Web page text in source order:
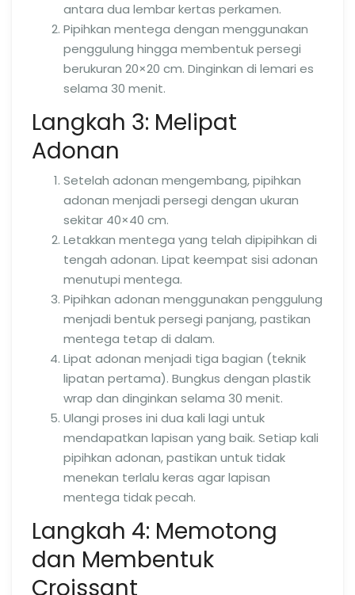
antara dua lembar kertas perkamen.
Pipihkan mentega dengan menggunakan
penggulung hingga membentuk persegi
berukuran 20×20 cm. Dinginkan di lemari es
selama 30 menit.
Langkah 3: Melipat
Adonan
Setelah adonan mengembang, pipihkan
adonan menjadi persegi dengan ukuran
sekitar 40×40 cm.
Letakkan mentega yang telah dipipihkan di
tengah adonan. Lipat keempat sisi adonan
menutupi mentega.
Pipihkan adonan menggunakan penggulung
menjadi bentuk persegi panjang, pastikan
mentega tetap di dalam.
Lipat adonan menjadi tiga bagian (teknik
lipatan pertama). Bungkus dengan plastik
wrap dan dinginkan selama 30 menit.
Ulangi proses ini dua kali lagi untuk
mendapatkan lapisan yang baik. Setiap kali
pipihkan adonan, pastikan untuk tidak
menekan terlalu keras agar lapisan
mentega tidak pecah.
Langkah 4: Memotong
dan Membentuk
Croissant